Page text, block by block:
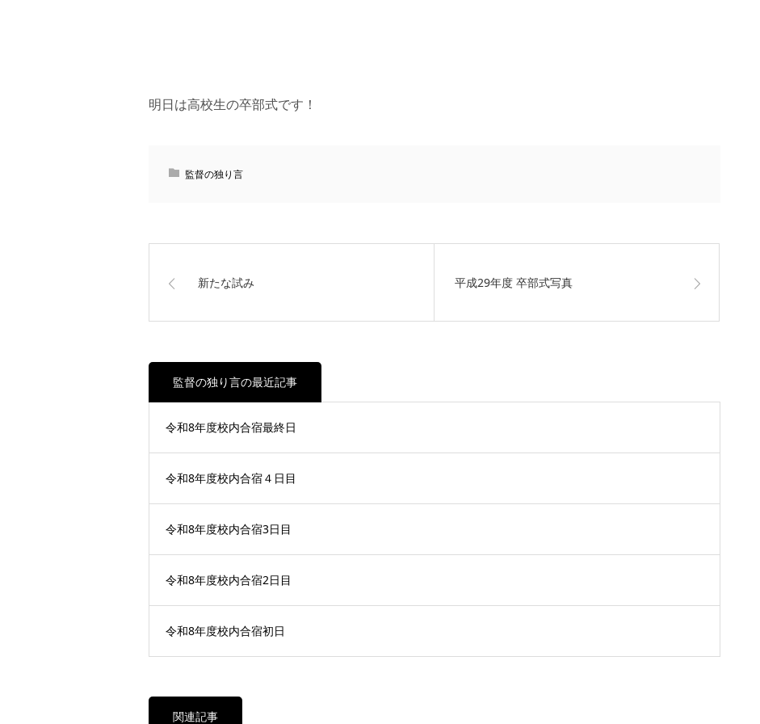
明日は高校生の卒部式です！
監督の独り言
新たな試み 平成29年度 卒部式写真
監督の独り言の最近記事
令和8年度校内合宿最終日
令和8年度校内合宿４日目
令和8年度校内合宿3日目
令和8年度校内合宿2日目
令和8年度校内合宿初日
関連記事